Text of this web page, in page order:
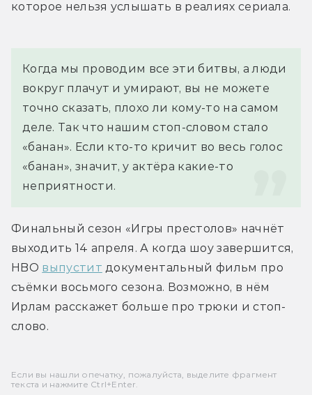
которое нельзя услышать в реалиях сериала.
Когда мы проводим все эти битвы, а люди
вокруг плачут и умирают, вы не можете
точно сказать, плохо ли кому-то на самом
деле. Так что нашим стоп-словом стало
«банан». Если кто-то кричит во весь голос
«банан», значит, у актёра какие-то
неприятности.
Финальный сезон «Игры престолов» начнёт
выходить 14 апреля. А когда шоу завершится,
HBO выпустит документальный фильм про
съёмки восьмого сезона. Возможно, в нём
Ирлам расскажет больше про трюки и стоп-
слово.
Если вы нашли опечатку, пожалуйста, выделите фрагмент
текста и нажмите Ctrl+Enter.